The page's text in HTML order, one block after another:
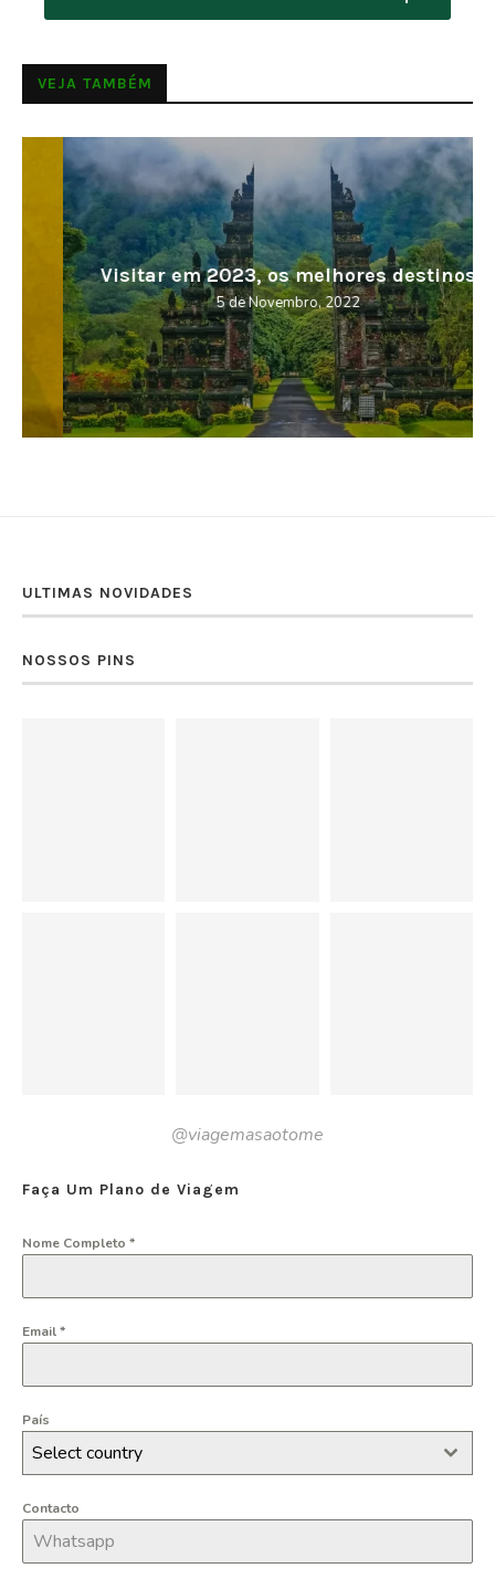
VEJA TAMBÉM
Visitar em 2023, os melhores destinos
5 de Novembro, 2022
ULTIMAS NOVIDADES
NOSSOS PINS
@viagemasaotome
Faça Um Plano de Viagem
Nome Completo *
Email*
País
Select country
Contacto